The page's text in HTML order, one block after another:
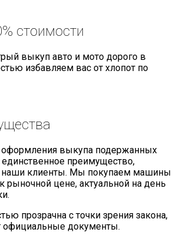
стоимости
выкуп авто и мото дорого в
избавляем вас от хлопот по
оформления выкупа подержанных
преимущество,
наши клиенты. Мы покупаем машины
рыночной цене, актуальной на день
прозрачна с точки зрения закона,
официальные документы.